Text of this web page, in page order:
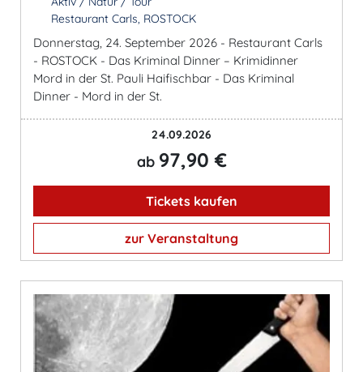
Restaurant Carls, ROSTOCK
Donnerstag, 24. September 2026 - Restaurant Carls
- ROSTOCK - Das Kriminal Dinner – Krimidinner
Mord in der St. Pauli Haifischbar - Das Kriminal
Dinner - Mord in der St.
24.09.2026
ab 97,90 €
Tickets kaufen
zur Veranstaltung